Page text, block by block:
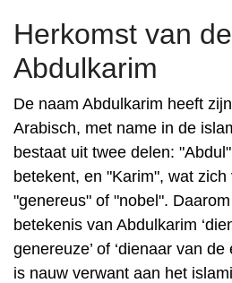
Herkomst van
Abdulkarim
De naam Abdulkarim heeft
Arabisch, met name in de
bestaat uit twee delen:
betekent, en "Karim", wat
"genereus" of "nobel".
betekenis van Abdulkarim
genereuze’ of ‘dienaar van
is nauw verwant aan het